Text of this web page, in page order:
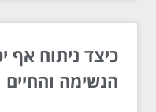
כיצד ניתוח אף
הנשימה והחיים